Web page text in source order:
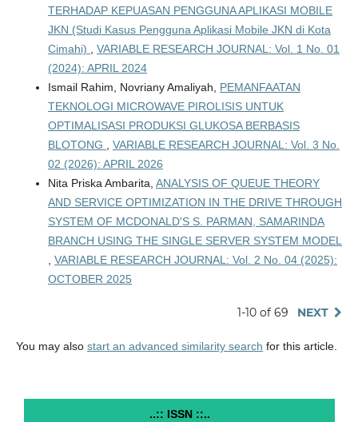
TERHADAP KEPUASAN PENGGUNA APLIKASI MOBILE
JKN (Studi Kasus Pengguna Aplikasi Mobile JKN di Kota
Cimahi)
VARIABLE RESEARCH JOURNAL: Vol. 1 No. 01
(2024): APRIL 2024
Ismail Rahim, Novriany Amaliyah, PEMANFAATAN
TEKNOLOGI MICROWAVE PIROLISIS UNTUK
OPTIMALISASI PRODUKSI GLUKOSA BERBASIS
BLOTONG
VARIABLE RESEARCH JOURNAL: Vol. 3 No.
02 (2026): APRIL 2026
Nita Priska Ambarita, ANALYSIS OF QUEUE THEORY
AND SERVICE OPTIMIZATION IN THE DRIVE THROUGH
SYSTEM OF MCDONALD'S S. PARMAN, SAMARINDA
BRANCH USING THE SINGLE SERVER SYSTEM MODEL
VARIABLE RESEARCH JOURNAL: Vol. 2 No. 04 (2025):
OCTOBER 2025
1-10 of 69 NEXT
You may also start an advanced similarity search for this article.
..:: ISSN ::..